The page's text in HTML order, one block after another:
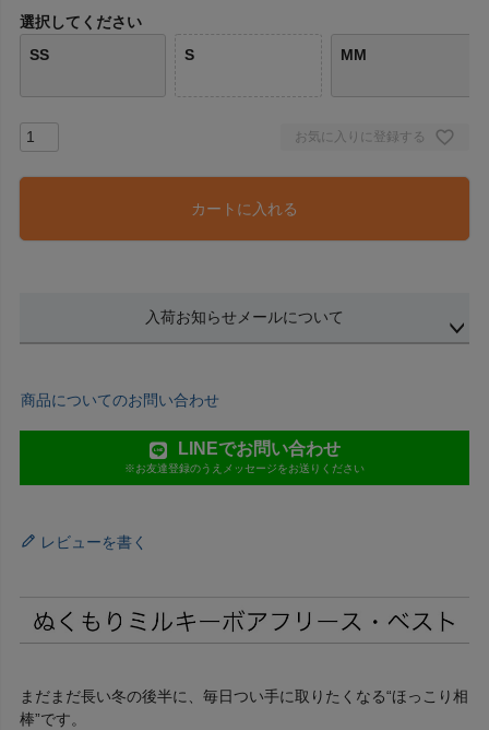
選択してください
SS
S MM
お気に入りに登録する
カートに入れる
入荷お知らせメールについて
商品についてのお問い合わせ
LINEでお問い合わせ
※お友達登録のうえメッセージをお送りください
レビューを書く
まだまだ長い冬の後半に、毎日つい手に取りたくなる“ほっこり相
棒”です。